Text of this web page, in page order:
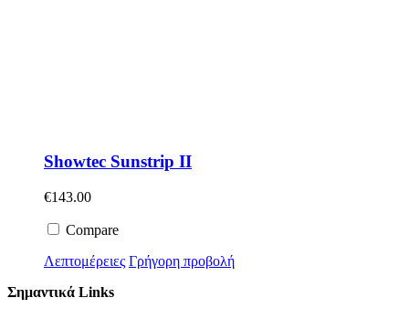
Showtec Sunstrip II
€143.00
Compare
Λεπτομέρειες Γρήγορη προβολή
Σημαντικά Links